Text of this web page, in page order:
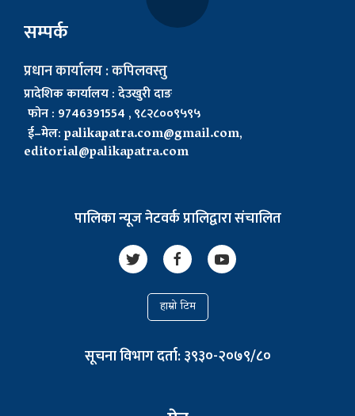
सम्पर्क
प्रधान कार्यालय : कपिलवस्तु
प्रादेशिक कार्यालय : देउखुरी दाङ
फोन : 9746391554 , ९८२८००९५९५
ई–मेल:palikapatra.com@gmail.com,
editorial@palikapatra.com
पालिका न्यूज नेटवर्क प्रालिद्वारा संचालित
हाम्रो टिम
सूचना विभाग दर्ता: ३९३०-२०७९/८०